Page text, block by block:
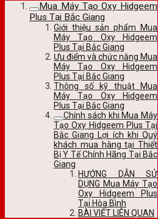
Mua Máy Tạo Oxy Hidgeem
Plus Tại Bắc Giang
Giới thiệu sản phẩm Mua
Máy Tạo Oxy Hidgeem
Plus Tại Bắc Giang
Ưu điểm và chức năng Mua
Máy Tạo Oxy Hidgeem
Plus Tại Bắc Giang
Thông số kỹ thuật Mua
Máy Tạo Oxy Hidgeem
Plus Tại Bắc Giang
Chính sách khi Mua Máy
Tạo Oxy Hidgeem Plus Tại
Bắc Giang Lợi ích khi Quý
khách mua hàng tại Thiết
Bị Y Tế Chính Hãng Tại Bắc
Giang
HƯỚNG DẪN SỬ
DỤNG Mua Máy Tạo
Oxy Hidgeem Plus
Tại Hòa Bình
BÀI VIẾT LIÊN QUAN